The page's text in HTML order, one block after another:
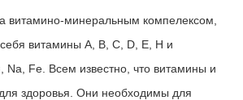
витамино-минеральным компелексом
себя витамины А, В, С, D, Е, Н и
Fe. Всем известно, что витамины и
здоровья. Они необходимы для